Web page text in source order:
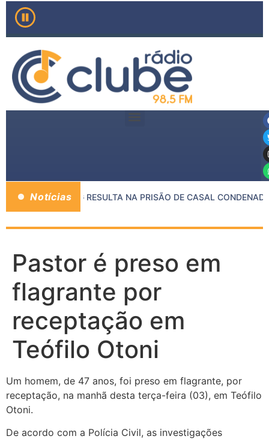
Notícias
MP E PMMG RESULTA NA PRISÃO DE CASAL
Pastor é preso em
flagrante por
receptação em
Teófilo Otoni
Um homem, de 47 anos, foi preso em flagrante, por
receptação, na manhã desta terça-feira (03), em Teófilo
Otoni.
De acordo com a Polícia Civil, as investigações